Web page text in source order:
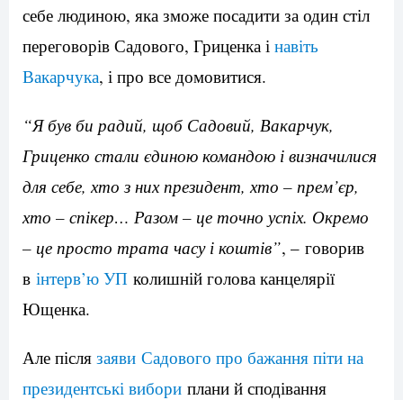
себе людиною, яка зможе посадити за один стіл
переговорів Садового, Гриценка і навіть
Вакарчука, і про все домовитися.
“Я був би радий, щоб Садовий, Вакарчук,
Гриценко стали єдиною командою і визначилися
для себе, хто з них президент, хто – прем’єр,
хто – спікер… Разом – це точно успіх. Окремо
– це просто трата часу і коштів”, – говорив
в інтерв’ю УП колишній голова канцелярії
Ющенка.
Але після заяви Садового про бажання піти на
президентські вибори плани й сподівання